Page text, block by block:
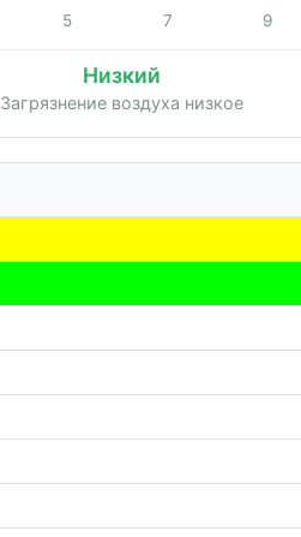
5 7 9
Низкий
Загрязнение воздуха низкое